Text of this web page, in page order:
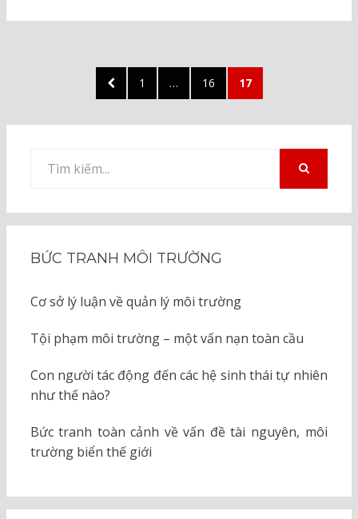
pagination
PREVIOUS
PAGE
PAGE
1 … PAGE
16 PAGE
17
kiếm
BỨC TRANH MÔI TRƯỜNG
Cơ sở lý luận về quản lý môi trường
Tội phạm môi trường – một vấn nạn toàn cầu
Con người tác động đến các hệ sinh thái tự nhiên
như thế nào?
Bức tranh toàn cảnh về vấn đề tài nguyên, môi
trường biển thế giới